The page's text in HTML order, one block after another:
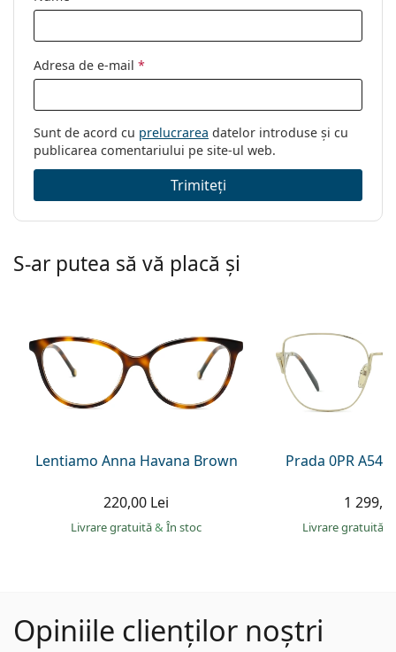
Adresa de e-mail *
Sunt de acord cu prelucrarea datelor introduse și cu
publicarea comentariului pe site-ul web.
Trimiteți
S-ar putea să vă placă și
Lentiamo Anna Havana Brown
220,00 Lei
Livrare gratuită& În stoc
Prada 0PR
1
Livrare gratuită
Opiniile clienților noștri